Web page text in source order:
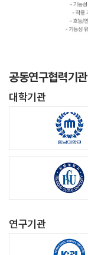
공동연구협력기관
대학기관
연구기관